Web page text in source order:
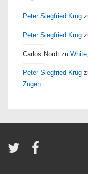
Peter Siegfried Krug
Peter Siegfried Krug
Carlos Nordt zu
Peter Siegfried Krug
Zügen